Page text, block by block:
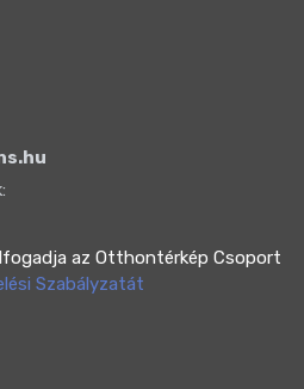
az Otthontérkép Csoport
Szabályzatát